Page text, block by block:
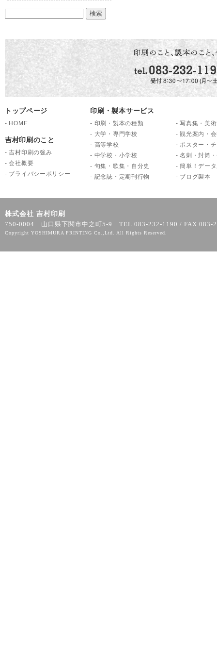
トップページ
- HOME
吉村印刷のこと
-吉村印刷の強み
-会社概要
- プライバシーポリシー
印刷・製本サービス
- 印刷・製本の種類
- 大学・専門学校
- 高等学校
- 中学校・小学校
- 句集・歌集・自分史
- 記念誌・定期刊行物
-写真集・美
-観光案内・
-ポスター・
-名刺・封筒
-簡単！デー
- ブログ製本
株式会社 吉村印刷
750-0004 山口県下関市中之町5-9 TEL 083-232-1190 / FAX 083-
Copyright YOSHIMURA PRINTING Co.,Ltd. All Rights Reserved.